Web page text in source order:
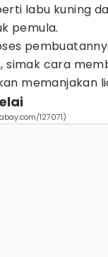
labu kuning
pemula.
simak cara
memanjakan
127071)